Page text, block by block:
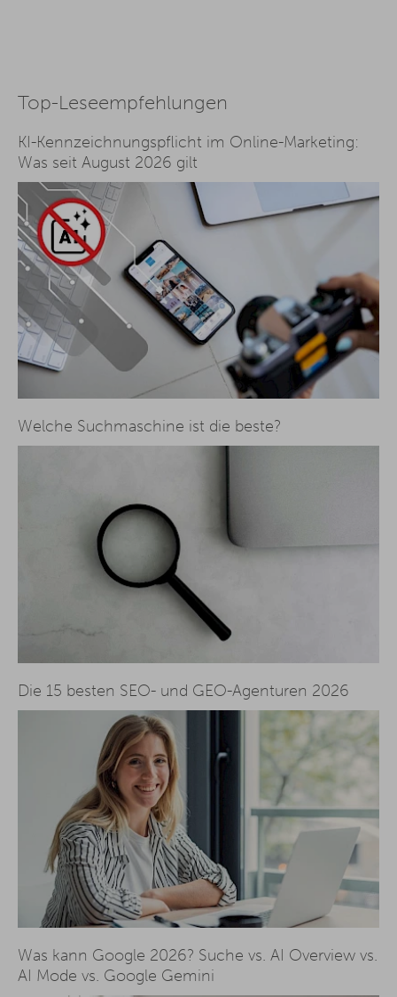
Top-Leseempfehlungen
KI-Kennzeichnungspflicht im Online-Marketing:
Was seit August 2026 gilt
Welche Suchmaschine ist die beste?
Die 15 besten SEO- und GEO-Agenturen 2026
Was kann Google 2026? Suche vs. AI Overview vs.
AI Mode vs. Google Gemini